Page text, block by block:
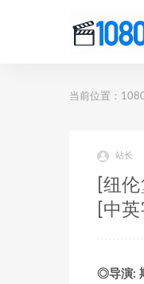
当前位置：
站长
[纽
[中
◎导演: